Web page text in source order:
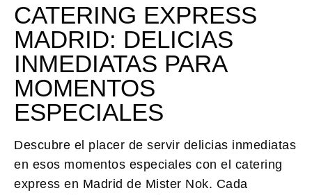
CATERING EXPRESS
MADRID: DELICIAS
INMEDIATAS PARA
MOMENTOS
ESPECIALES
Descubre el placer de servir delicias inmediatas
en esos momentos especiales con el catering
express en Madrid de Mister Nok. Cada